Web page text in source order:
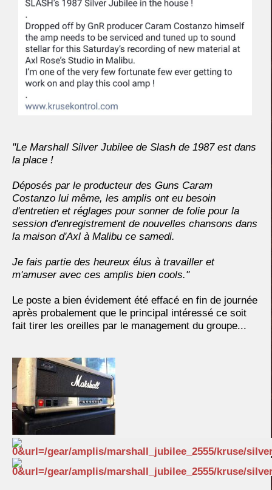
"Le Marshall Silver Jubilee de Slash de 1987 est dans
la place !
Déposés par le producteur des Guns Caram
Costanzo lui même, les amplis ont eu besoin
d'entretien et réglages pour sonner de folie pour la
session d'enregistrement de nouvelles chansons dans
la maison d'Axl à Malibu ce samedi.
Je fais partie des heureux élus à travailler et
m'amuser avec ces amplis bien cools."
Le poste a bien évidement été effacé en fin de journée
après probalement que le principal intéressé ce soit
fait tirer les oreilles par le management du groupe...